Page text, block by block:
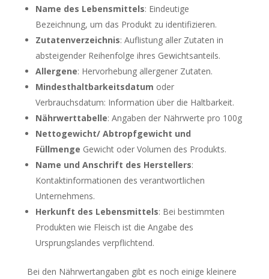
Name des Lebensmittels: Eindeutige
Bezeichnung, um das Produkt zu identifizieren.
Zutatenverzeichnis: Auflistung aller Zutaten in
absteigender Reihenfolge ihres Gewichtsanteils.
Allergene: Hervorhebung allergener Zutaten.
Mindesthaltbarkeitsdatum oder
Verbrauchsdatum: Information über die Haltbarkeit.
Nährwerttabelle: Angaben der Nährwerte pro 100g
Nettogewicht/ Abtropfgewicht und
Füllmenge Gewicht oder Volumen des Produkts.
Name und Anschrift des Herstellers:
Kontaktinformationen des verantwortlichen
Unternehmens.
Herkunft des Lebensmittels: Bei bestimmten
Produkten wie Fleisch ist die Angabe des
Ursprungslandes verpflichtend.
Bei den Nährwertangaben gibt es noch einige kleinere